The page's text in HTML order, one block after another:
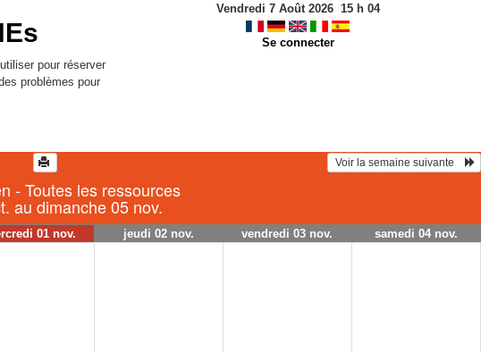
pour réserver
problèmes pour
Vendredi 7 Août 2026 15h 04
Se connecter
Voir la semaine suivante
- Toutes les ressources
au dimanche 05 nov.
01 nov. jeudi 02 nov. vendredi 03 nov.
samedi 04 nov.